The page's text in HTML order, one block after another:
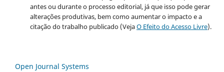
antes ou durante o processo editorial, já que isso pode gerar
alterações produtivas, bem como aumentar o impacto e a
citação do trabalho publicado (VejaO Efeito do Acesso Livre).
Open Journal Systems